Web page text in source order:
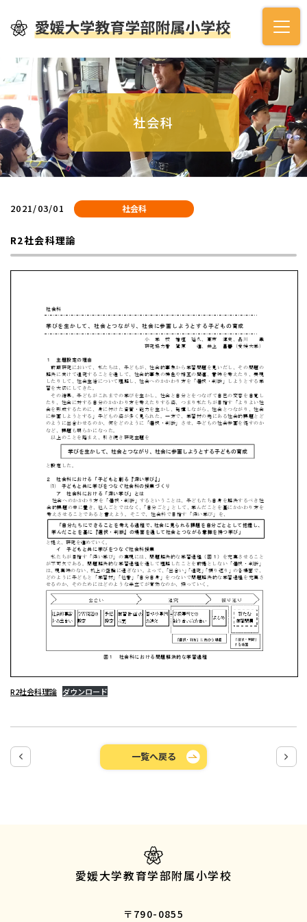
社会科
2021/03/01 社会科
R2社会科理論
R2社会科理論 ダウンロード
一覧へ戻る
愛媛大学教育学部附属小学校
〒790-0855